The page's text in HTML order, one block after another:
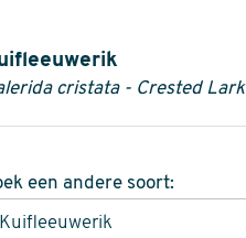
Informatie
cristata - Crested Lark
een andere soort: